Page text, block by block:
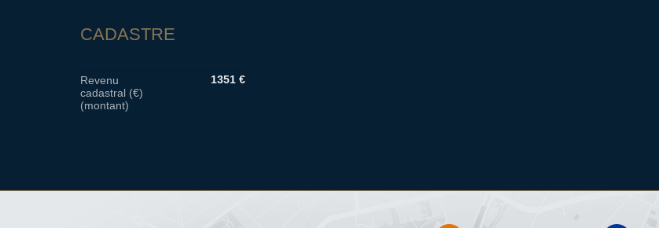
CADASTRE
Revenu
cadastral (€)
(montant)
1351 €